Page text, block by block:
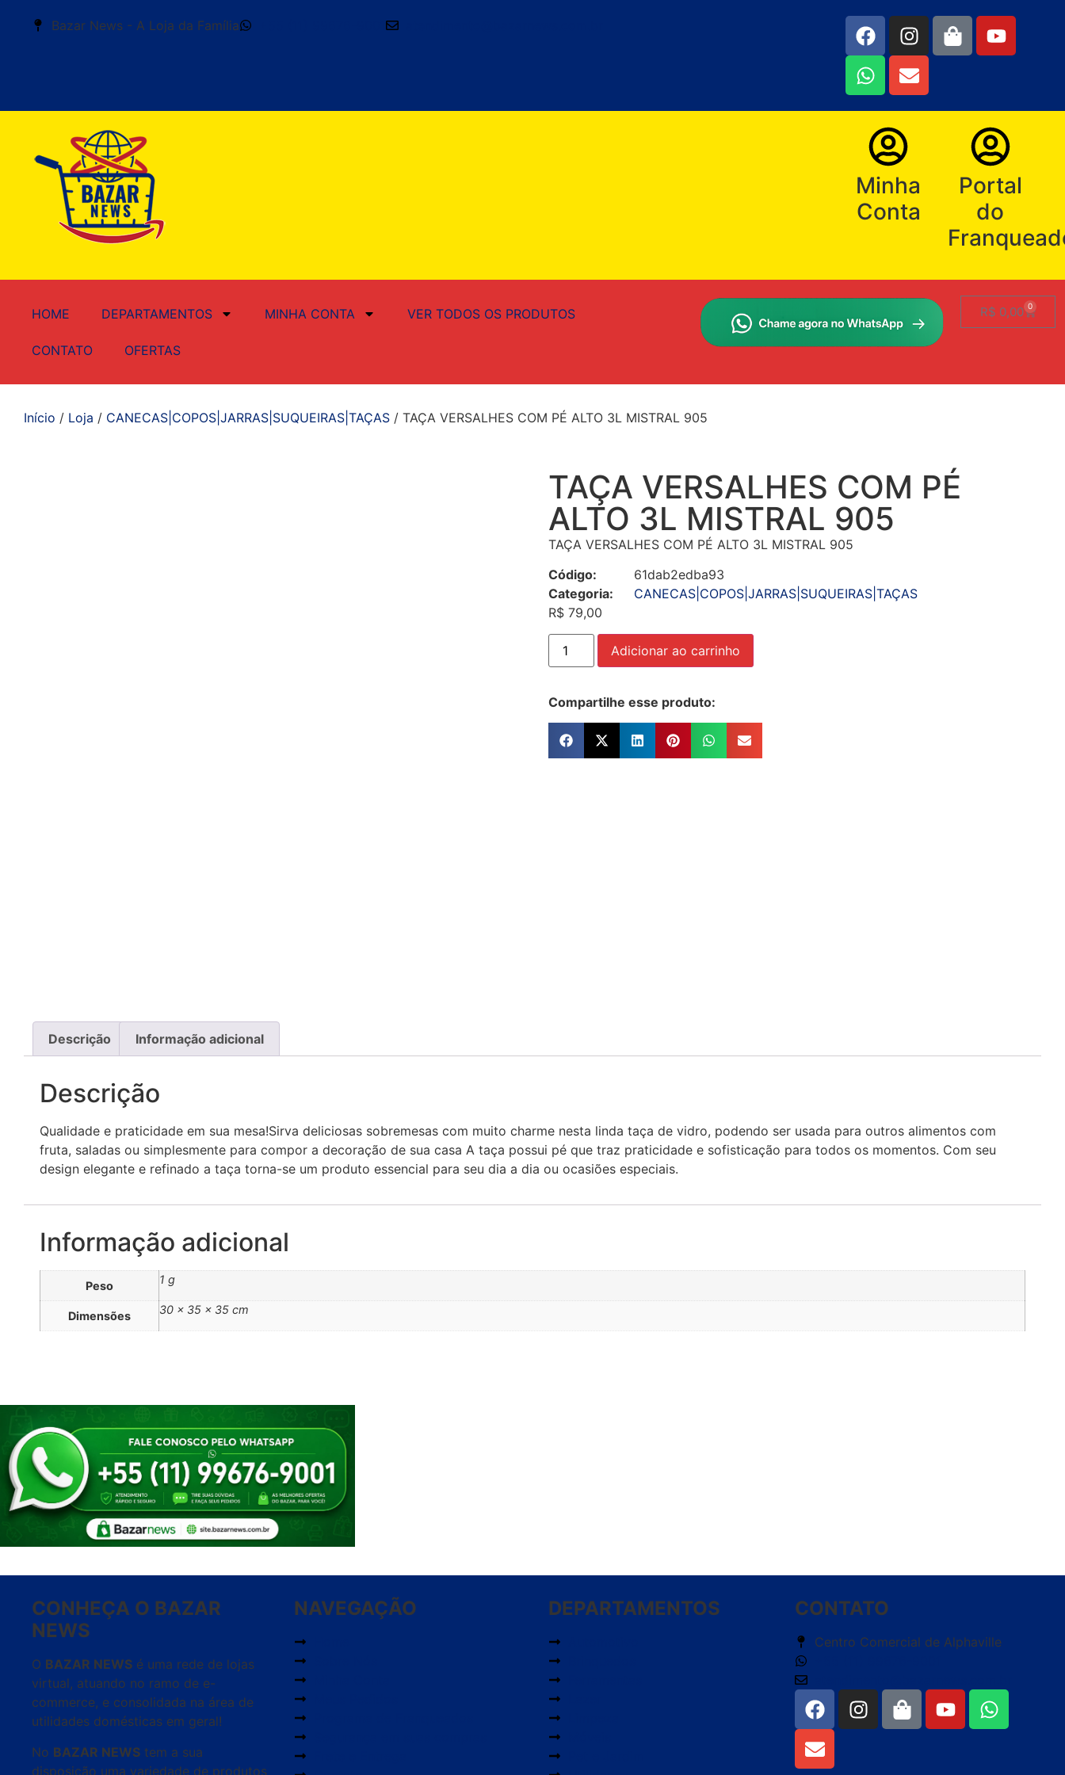
Bazar News - A Loja da Família
Minha
Conta
Portal
do
HOME DEPARTAMENTOS MINHA CONTA VER TODOS OS PRODUTOS
CONTATO OFERTAS
R$ 0,00 0
Início / Loja / CANECAS|COPOS|JARRAS|SUQUEIRAS|TAÇAS / TAÇA VERSALHES COM PÉ ALTO 3L MISTRAL 905
TAÇA VERSALHES COM PÉ
ALTO 3L MISTRAL 905
TAÇA VERSALHES COM PÉ ALTO 3L MISTRAL 905
Código:
61dab2edba93
Categoria:
CANECAS|COPOS|JARRAS|SUQUEIRAS|TAÇAS
R$ 79,00
Adicionar ao carrinho
Compartilhe esse produto:
Descrição Informação adicional
Descrição
Qualidade e praticidade em sua mesa!Sirva deliciosas sobremesas com muito charme nesta linda taça de vidro, podendo ser usada para outros alimentos com
fruta, saladas ou simplesmente para compor a decoração de sua casa A taça possui pé que traz praticidade e sofisticação para todos os momentos. Com seu
design elegante e refinado a taça torna-se um produto essencial para seu dia a dia ou ocasiões especiais.
Informação adicional
Peso 1 g
Dimensões 30 × 35 × 35 cm
CONHEÇA O BAZAR
NEWS
O BAZAR NEWS é uma rede de lojas
virtual, atuando no ramo de e-
commerce, e consolidada na área de
utilidades domésticas em geral!
No BAZAR NEWS tem a sua
disposição uma variedade de produtos
NAVEGAÇÃO DEPARTAMENTOS CONTATO
Centro Comercial de Alphaville